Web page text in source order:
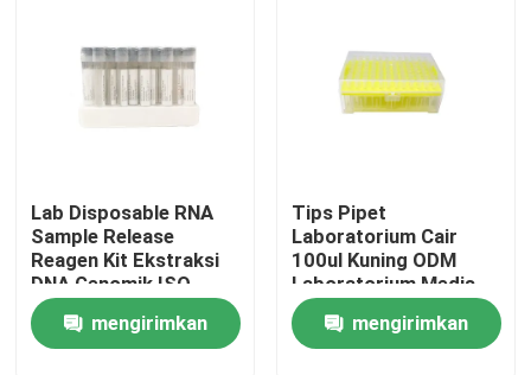
Rumah
Produk
Lab Disposable RNA
Sample Release
Reagen Kit Ekstraksi
DNA Genomik ISO
13485
mengirimkan
Tips Pipet
Laboratorium Cair
100ul Kuning ODM
Laboratorium Medis
Habis
mengirimkan